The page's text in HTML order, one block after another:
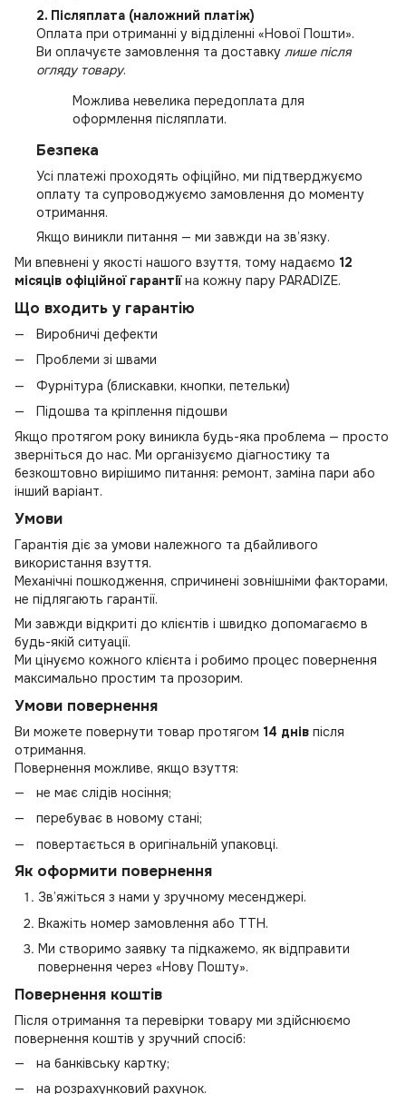
2. Післяплата (наложний платіж)
Оплата при отриманні у відділенні «Нової Пошти».
Ви оплачуєте замовлення та доставку лише після
огляду товару.
Можлива невелика передоплата для
оформлення післяплати.
Безпека
Усі платежі проходять офіційно, ми підтверджуємо
оплату та супроводжуємо замовлення до моменту
отримання.
Якщо виникли питання — ми завжди на зв’язку.
Ми впевнені у якості нашого взуття, тому надаємо 12
місяців офіційної гарантіїна кожну пару PARADIZE.
Що входить у гарантію
Виробничі дефекти
Проблеми зі швами
Фурнітура (блискавки, кнопки, петельки)
Підошва та кріплення підошви
Якщо протягом року виникла будь-яка проблема — просто
зверніться до нас. Ми організуємо діагностику та
безкоштовно вирішимо питання: ремонт, заміна пари або
інший варіант.
Умови
Гарантія діє за умови належного та дбайливого
використання взуття.
Механічні пошкодження, спричинені зовнішніми факторами,
не підлягають гарантії.
Ми завжди відкриті до клієнтів і швидко допомагаємо в
будь-якій ситуації.
Ми цінуємо кожного клієнта і робимо процес повернення
максимально простим та прозорим.
Умови повернення
Ви можете повернути товар протягом 14 днів після
отримання.
Повернення можливе, якщо взуття:
не має слідів носіння;
перебуває в новому стані;
повертається в оригінальній упаковці.
Як оформити повернення
Зв’яжіться з нами у зручному месенджері.
Вкажіть номер замовлення або ТТН.
Ми створимо заявку та підкажемо, як відправити
повернення через «Нову Пошту».
Повернення коштів
Після отримання та перевірки товару ми здійснюємо
повернення коштів у зручний спосіб:
на банківську картку;
на розрахунковий рахунок.